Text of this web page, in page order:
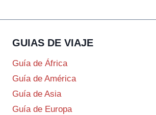
GUIAS DE VIAJE
Guía de África
Guía de América
Guía de Asia
Guía de Europa